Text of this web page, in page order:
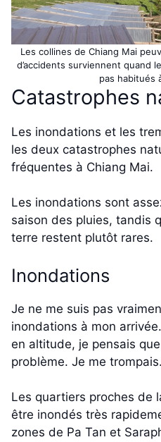
Les collines de Chiang Mai
d’accidents surviennent quand
pas habitués
Catastrophes
Les inondations et les
les deux catastrophes
fréquentes à Chiang Mai.
Les inondations sont
saison des pluies, tandis
terre restent plutôt rares.
Inondations
Je ne me suis pas
inondations à mon
en altitude, je pensais
problème. Je me trompais.
Les quartiers proches de
être inondés très
zones de Pa Tan et